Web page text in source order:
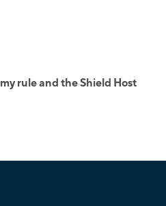
rule and the Shield Host